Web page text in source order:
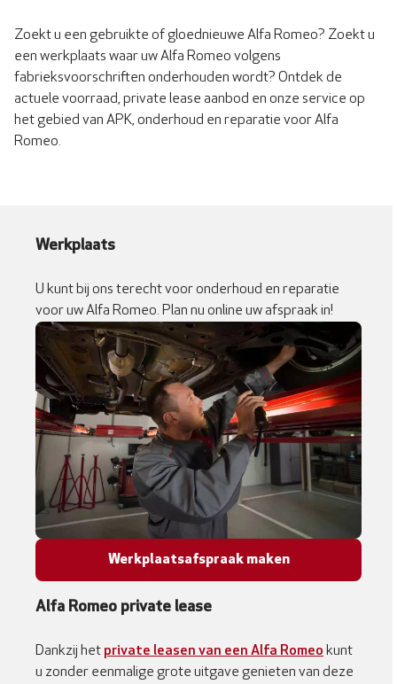
Zoekt u een gebruikte of gloednieuwe Alfa Romeo? Zoekt u
een werkplaats waar uw Alfa Romeo volgens
fabrieksvoorschriften onderhouden wordt? Ontdek de
actuele voorraad, private lease aanbod en onze service op
het gebied van APK, onderhoud en reparatie voor Alfa
Romeo.
Werkplaats
U kunt bij ons terecht voor onderhoud en reparatie
voor uw Alfa Romeo. Plan nu online uw afspraak in!
Werkplaatsafspraak maken
Alfa Romeo private lease
Dankzij het private leasen van een Alfa Romeo kunt
u zonder eenmalige grote uitgave genieten van deze